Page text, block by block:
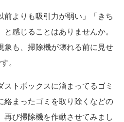
前よりも吸引力が弱い」「きち
感じることはありませんか。
象も、掃除機が壊れる前に見せ
。
ストボックスに溜まってるゴミ
絡まったゴミを取り除くなどの
再び掃除機を作動させてみまし